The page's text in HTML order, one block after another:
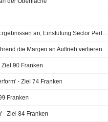
RBC passt Modell für Nestlé nach H1-Ergebnissen an; Einstufung Sector Perform bestätigt
die Margen an Auftrieb verlieren
90 Franken
- Ziel 74 Franken
Franken
- Ziel 84 Franken